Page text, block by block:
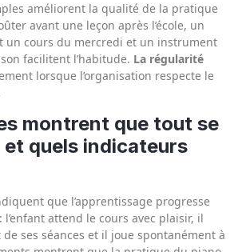
améliorent la qualité de la pratique
avant une leçon après l’école, un
un cours du mercredi et un instrument
facilitent l’habitude. La régularité
lorsque l’organisation respecte le
montrent que tout se
et quels indicateurs
que l’apprentissage progresse
attend le cours avec plaisir, il
ses séances et il joue spontanément à